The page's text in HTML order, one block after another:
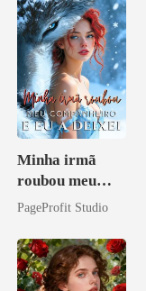
Minha irmã
roubou meu
companheiro e
PageProfit Studio